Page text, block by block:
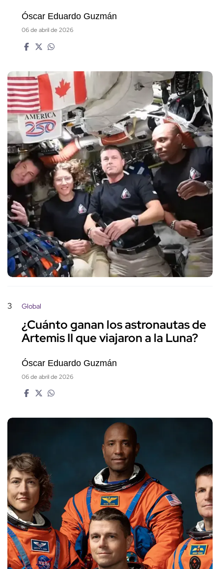
Óscar Eduardo Guzmán
06 de abril de 2026
3 Global
¿Cuánto ganan los astronautas de
Artemis II que viajaron a la Luna?
Óscar Eduardo Guzmán
06 de abril de 2026